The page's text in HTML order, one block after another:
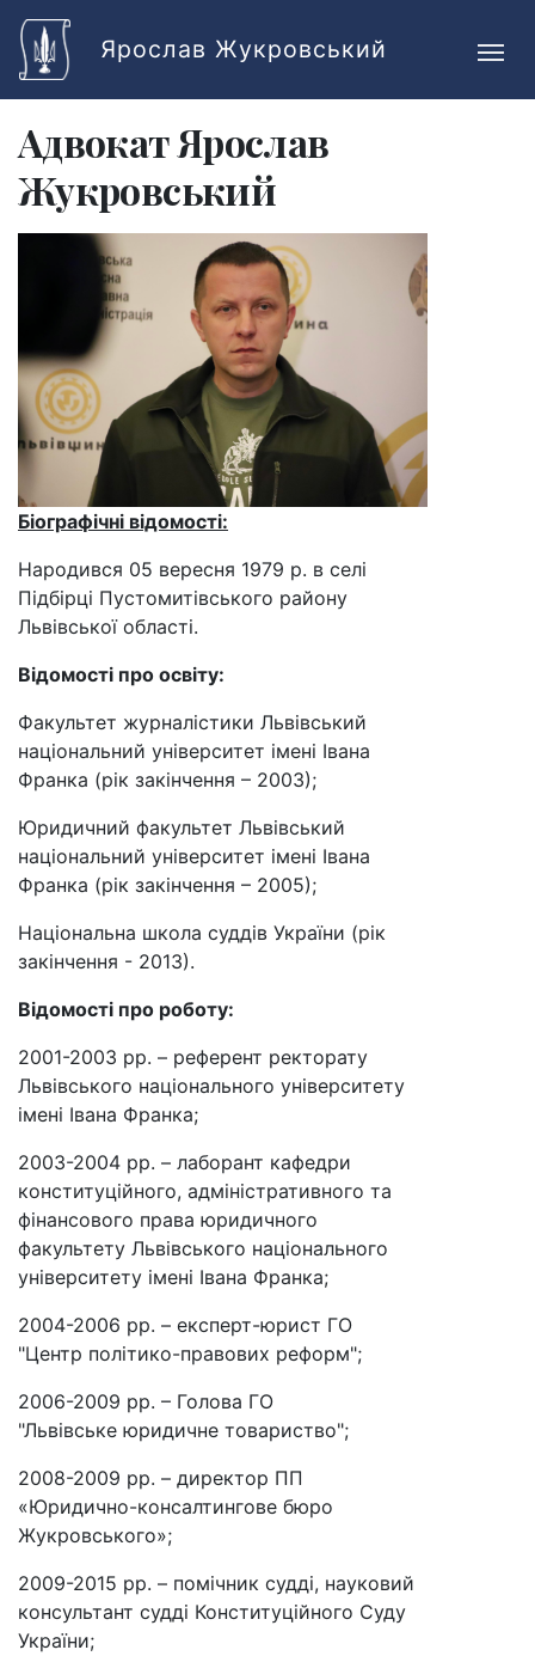
Skip to main content
Ярослав Жукровський
Адвокат Ярослав
Жукровський
Біографічні відомості:
Народився 05 вересня 1979 р. в селі
Підбірці Пустомитівського району
Львівської області.
Відомості про освіту:
Факультет журналістики Львівський
національний університет імені Івана
Франка (рік закінчення – 2003);
Юридичний факультет Львівський
національний університет імені Івана
Франка (рік закінчення – 2005);
Національна школа суддів України (рік
закінчення - 2013).
Відомості про роботу:
2001-2003 рр. – референт ректорату
Львівського національного університету
імені Івана Франка;
2003-2004 рр. – лаборант кафедри
конституційного, адміністративного та
фінансового права юридичного
факультету Львівського національного
університету імені Івана Франка;
2004-2006 рр. – експерт-юрист ГО
"Центр політико-правових реформ";
2006-2009 рр. – Голова ГО
"Львівське юридичне товариство";
2008-2009 рр. – директор ПП
«Юридично-консалтингове бюро
Жукровського»;
2009-2015 рр. – помічник судді, науковий
консультант судді Конституційного Суду
України;